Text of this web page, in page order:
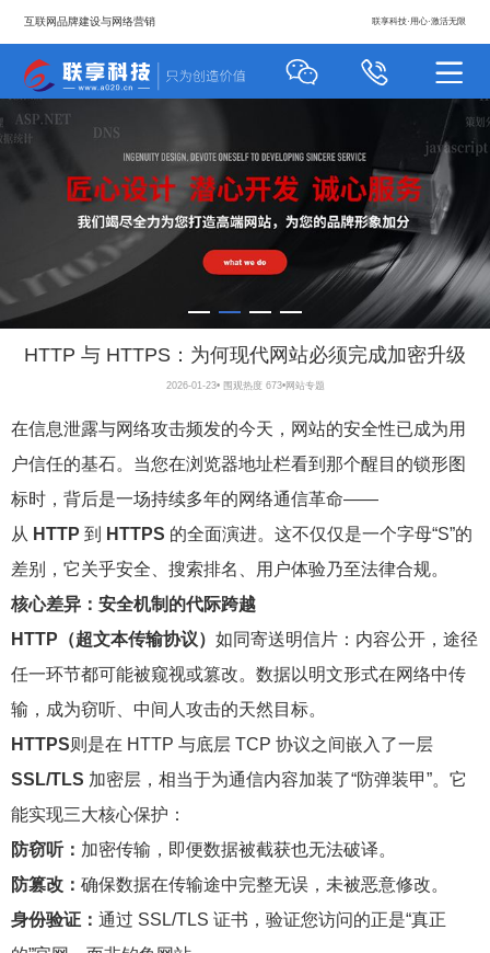
互联网品牌建设与网络营销 联享科技·用心·激活无限
HTTP 与 HTTPS：为何现代网站必须完成加密升级
2026-01-23• 围观热度 673•网站专题
在信息泄露与网络攻击频发的今天，网站的安全性已成为用
户信任的基石。当您在浏览器地址栏看到那个醒目的锁形图
标时，背后是一场持续多年的网络通信革命——
从 HTTP 到 HTTPS 的全面演进。这不仅仅是一个字母“S”的
差别，它关乎安全、搜索排名、用户体验乃至法律合规。
核心差异：安全机制的代际跨越
HTTP （超文本传输协议） 如同寄送明信片：内容公开，途径
任一环节都可能被窥视或篡改。数据以明文形式在网络中传
输，成为窃听、中间人攻击的天然目标。
HTTPS则是在 HTTP 与底层 TCP 协议之间嵌入了一层
SSL/TLS 加密层，相当于为通信内容加装了“防弹装甲”。它
能实现三大核心保护：
防窃听： 加密传输，即便数据被截获也无法破译。
防篡改： 确保数据在传输途中完整无误，未被恶意修改。
身份验证： 通过 SSL/TLS 证书，验证您访问的正是“真正